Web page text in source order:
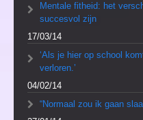
Mentale fitheid: het
succesvol zijn
17/03/14
‘Als je hier op school
verloren.’
04/02/14
“Normaal zou ik gaan